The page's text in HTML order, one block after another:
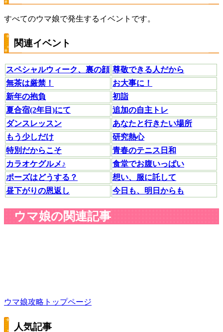
すべてのウマ娘で発生するイベントです。
関連イベント
スペシャルウィーク、裏の顔 尊敬できる人だから
無茶は厳禁！
お大事に！
新年の抱負
初詣
夏合宿(2年目)にて
追加の自主トレ
ダンスレッスン
あなたと行きたい場所
もう少しだけ
研究熱心
特別だからこそ
青春のテニス日和
カラオケグルメ♪
食堂でお腹いっぱい
ポーズはどうする？
想い、服に託して
昼下がりの恩返し
今日も、明日からも
ウマ娘の関連記事
ウマ娘攻略トップページ
人気記事